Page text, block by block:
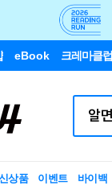
eBook 크레마클럽
상품 이벤트 바이백